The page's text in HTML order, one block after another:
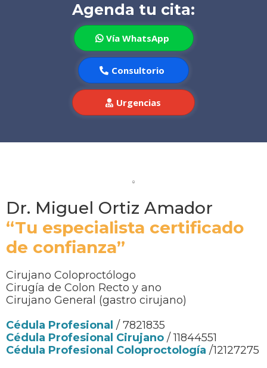
Agenda tu cita:
Vía WhatsApp
Consultorio
Urgencias
Dr. Miguel Ortiz Amador
“Tu especialista certificado
de confianza”
Cirujano Coloproctólogo
Cirugía de Colon Recto y ano
Cirujano General (gastro cirujano)
Cédula Profesional / 7821835
Cédula Profesional Cirujano / 11844551
Cédula Profesional Coloproctología /12127275